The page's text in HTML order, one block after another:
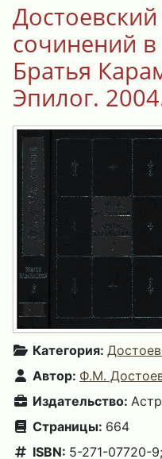
сочинений
Братья
Эпилог.
Категория:
Автор: Ф.М.
Издательство:
Страницы: 664
ISBN: 5-271-07720-